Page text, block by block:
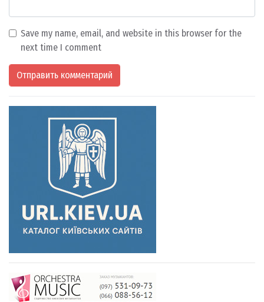
Save my name, email, and website in this browser for the
next time I comment